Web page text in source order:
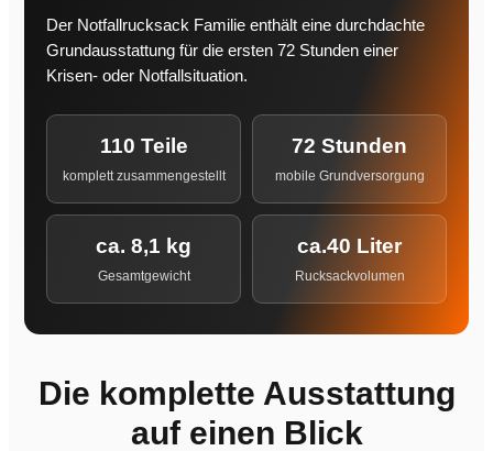
Der Notfallrucksack Familie enthält eine durchdachte
Grundausstattung für die ersten 72 Stunden einer
Krisen- oder Notfallsituation.
110 Teile
komplett zusammengestellt
72 Stunden
mobile Grundversorgung
ca. 8,1 kg
Gesamtgewicht
ca.40 Liter
Rucksackvolumen
Die komplette Ausstattung
auf einen Blick